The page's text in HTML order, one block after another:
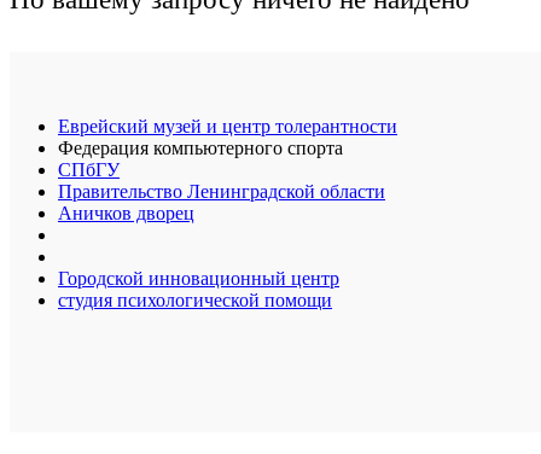
Еврейский музей и центр толерантности
Федерация компьютерного спорта
СПбГУ
Правительство Ленинградской области
Аничков дворец
Городской инновационный центр
студия психологической помощи